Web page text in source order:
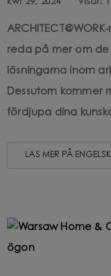
reda på mer om
lösningarna inom
Dessutom kommer
fördjupa dina
LÄS MER PÅ